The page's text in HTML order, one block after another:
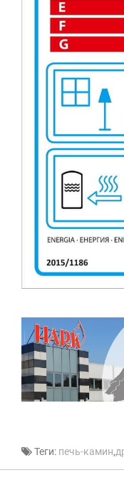
Теги: печь-камин,